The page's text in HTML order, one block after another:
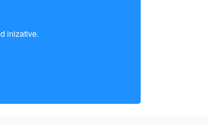
inizative.